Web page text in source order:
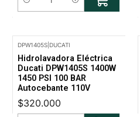
Cantidad
DPW1405S DUCATI
Hidrolavadora Eléctrica
Ducati DPW1405S 1400W
1450 PSI 100 BAR
Autocebante 110V
$320.000